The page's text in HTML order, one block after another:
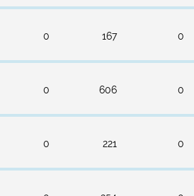
0 167 0
0 606 0
0 221 0